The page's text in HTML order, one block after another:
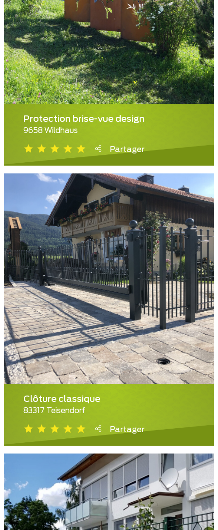
Protection brise-vue design
9658 Wildhaus
Partager
Clôture classique
83317 Teisendorf
Partager